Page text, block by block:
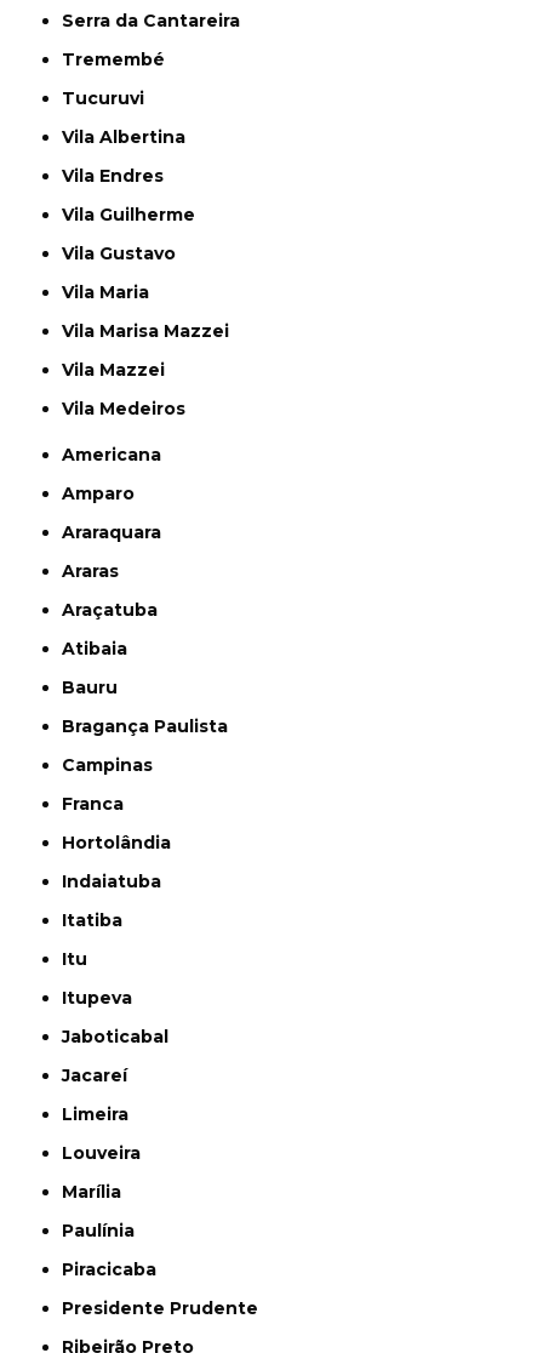
Serra da Cantareira
Tremembé
Tucuruvi
Vila Albertina
Vila Endres
Vila Guilherme
Vila Gustavo
Vila Maria
Vila Marisa Mazzei
Vila Mazzei
Vila Medeiros
Americana
Amparo
Araraquara
Araras
Araçatuba
Atibaia
Bauru
Bragança Paulista
Campinas
Franca
Hortolândia
Indaiatuba
Itatiba
Itu
Itupeva
Jaboticabal
Jacareí
Limeira
Louveira
Marília
Paulínia
Piracicaba
Presidente Prudente
Ribeirão Preto